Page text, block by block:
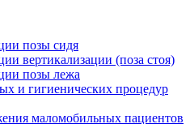
позы сидя
вертикализации (поза стоя)
позы лежа
и гигиенических процедур
маломобильных пациентов